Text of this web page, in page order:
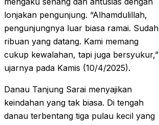
lonjakan pengunjung. “Alhamdulillah,
pengunjungnya luar biasa ramai. Sudah
ribuan yang datang. Kami memang
cukup kewalahan, tapi juga bersyukur,”
ujarnya pada Kamis (10/4/2025).
Danau Tanjung Sarai menyajikan
keindahan yang tak biasa. Di tengah
danau terbentang tiga pulau kecil yang